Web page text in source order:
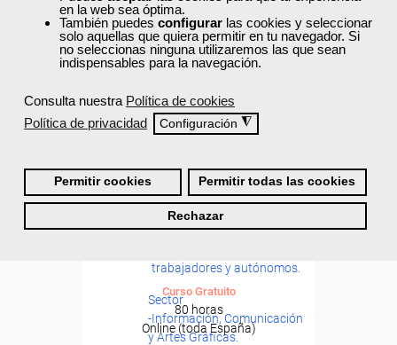
en la web sea óptima.
También puedes configurar las cookies y seleccionar
solo aquellas que quiera permitir en tu navegador. Si
no seleccionas ninguna utilizaremos las que sean
indispensables para la navegación.
Consulta nuestra Política de cookies
Política de privacidad
Configuración ◮
Permitir cookies Permitir todas las cookies
Rechazar
Formación 100%
subvencionada.
trabajadores y autónomos.
Sector
-Información, Comunicación
y Artes Gráficas.
Cursos Femxa
Negocios online y comercio
Curso Gratuito
80 horas
Online (toda España)